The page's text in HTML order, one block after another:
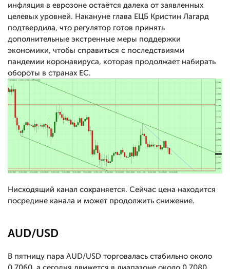
инфляция в еврозоне остаётся далека от заявленных
целевых уровней. Накануне глава ЕЦБ Кристин Лагард
подтвердила, что регулятор готов принять
дополнительные экстренные меры поддержки
экономики, чтобы справиться с последствиями
пандемии коронавируса, которая продолжает набирать
обороты в странах ЕС.
Нисходящий канал сохраняется. Сейчас цена находится
посредине канала и может продолжить снижение.
AUD/USD
В пятницу пара AUD/USD торговалась стабильно около